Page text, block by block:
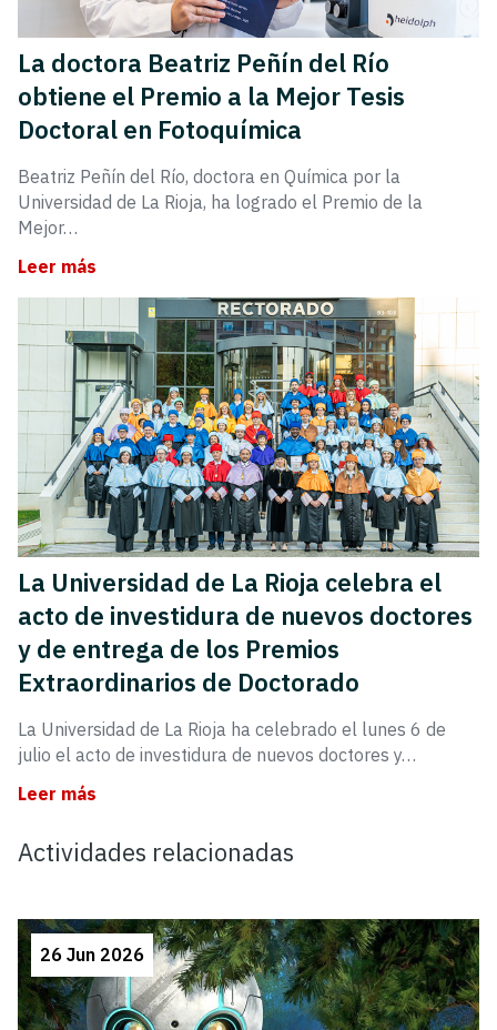
La doctora Beatriz Peñín del Río
obtiene el Premio a la Mejor Tesis
Doctoral en Fotoquímica
Beatriz Peñín del Río, doctora en Química por la
Universidad de La Rioja, ha logrado el Premio de la
Mejor…
Leer más
La Universidad de La Rioja celebra el
acto de investidura de nuevos doctores
y de entrega de los Premios
Extraordinarios de Doctorado
La Universidad de La Rioja ha celebrado el lunes 6 de
julio el acto de investidura de nuevos doctores y…
Leer más
Actividades relacionadas
26 Jun 2026